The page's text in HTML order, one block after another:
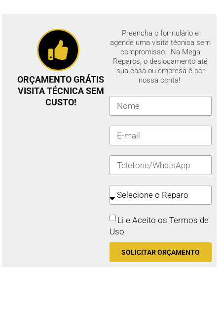
ORÇAMENTO GRÁTIS
VISITA TÉCNICA SEM
CUSTO!
Preencha o formulário e
agende uma visita técnica sem
compromisso. Na Mega
Reparos, o deslocamento até
sua casa ou empresa é por
nossa conta!
Li e Aceito os Termos de
Uso
SOLICITAR ORÇAMENTO